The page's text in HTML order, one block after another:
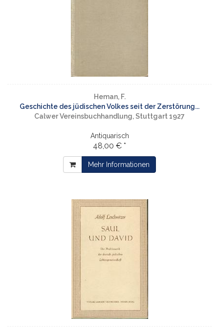
Heman, F.
Geschichte des jüdischen Volkes seit der Zerstörung...
Calwer Vereinsbuchhandlung, Stuttgart 1927
Antiquarisch
48,00 € *
Mehr Informationen